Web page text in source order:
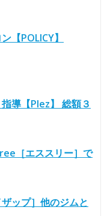
【POLICY】
導【Plez】 総額３
［エススリー］で
ップ］他のジムと